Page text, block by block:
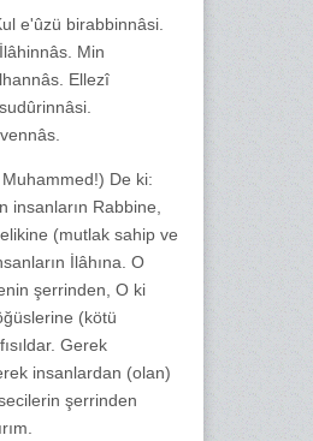
e'ûzü birabbinnâsi.
Min
Ellezî
Muhammed!) De ki:
insanların Rabbine,
(mutlak sahip ve
İlâhına. O
şerrinden, O ki
(kötü
Gerek
insanlardan (olan)
şerrinden